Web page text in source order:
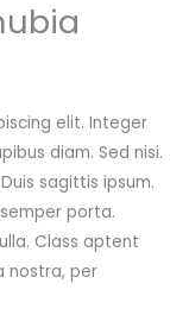
elit. Integer
diam. Sed nisi.
sagittis ipsum.
porta.
Class aptent
nostra, per